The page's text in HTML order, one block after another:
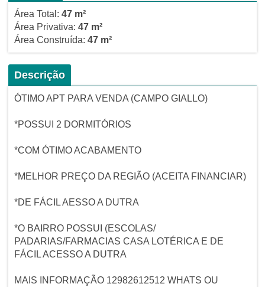
Área Total: 47 m²
Área Privativa: 47 m²
Área Construída: 47 m²
Descrição
ÓTIMO APT PARA VENDA (CAMPO GIALLO)
*POSSUI 2 DORMITÓRIOS
*COM ÓTIMO ACABAMENTO
*MELHOR PREÇO DA REGIÃO (ACEITA FINANCIAR)
*DE FÁCIL AESSO A DUTRA
*O BAIRRO POSSUI (ESCOLAS/
PADARIAS/FARMACIAS CASA LOTÉRICA E DE
FÁCIL ACESSO A DUTRA
MAIS INFORMAÇÃO 12982612512 WHATS OU